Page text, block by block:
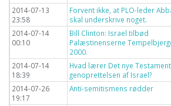
2014-07-13
23:58
Forvent ikke, at PLO-leder
skal underskrive noget.
2014-07-14
00:10
Bill Clinton: Israel tilbød
Palæstinenserne
2000.
2014-07-14
18:39
Hvad lærer Det nye
genoprettelsen af Israel?
2014-07-26
19:17
Anti-semitismens rødder